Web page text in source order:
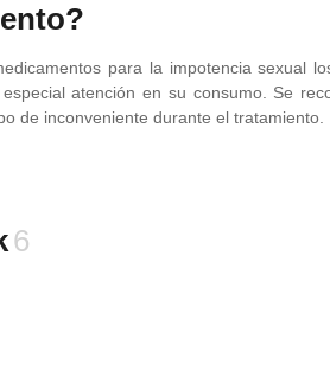
para la impotencia sexual
atención en su consumo. Se
de inconveniente durante el tratamiento.
6